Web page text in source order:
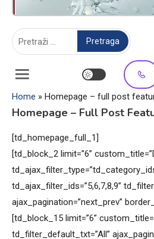
Home » Homepage – full post
Homepage – Full Post
[td_homepage_full_1]
[td_block_2 limit=”6”
td_ajax_filter_ids=”5,6,7,8,9”
ajax_pagination=”next_prev”
[td_block_15 limit=”6”
td_filter_default_txt=”All”